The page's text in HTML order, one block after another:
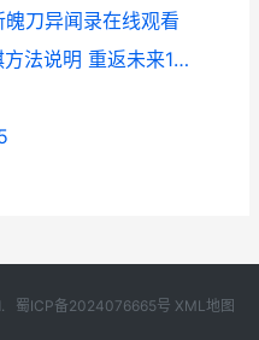
魄刀异闻录在线观看
重返未来1999小怪物翻斗棋方法说明 重返未来1999小叶尼塞
蜀ICP备2024076665号 XML地图